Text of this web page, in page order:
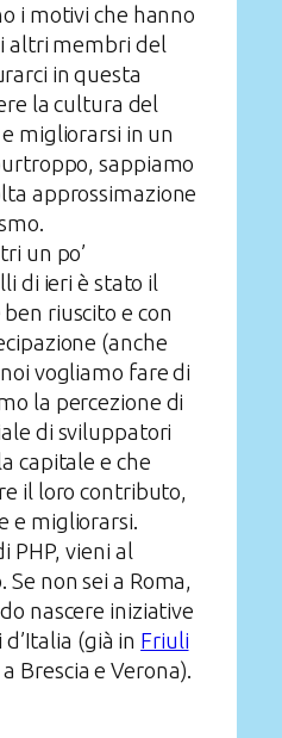
i motivi che hanno
altri membri del
in questa
la cultura del
migliorarsi in un
sappiamo
approssimazione
un po’
di ieri è stato il
riuscito e con
(anche
vogliamo fare di
la percezione di
di sviluppatori
capitale e che
il loro contributo,
e migliorarsi.
PHP, vieni al
non sei a Roma,
nascere iniziative
(già in Friuli
Brescia e Verona).